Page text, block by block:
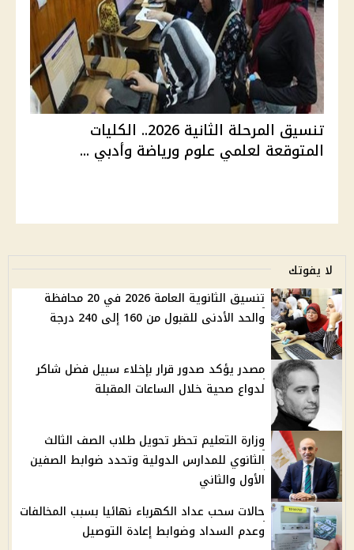
تنسيق المرحلة الثانية 2026.. الكليات
المتوقعة لعلمي علوم ورياضة وأدبي ...
لا يفوتك
تنسيق الثانوية العامة 2026 في 20 محافظة
والحد الأدنى للقبول من 160 إلى 240 درجة
مصدر يؤكد صدور قرار بإخلاء سبيل فضل شاكر
لدواع صحية خلال الساعات المقبلة
وزارة التعليم تحظر تحويل طلاب الصف الثالث
الثانوي للمدارس الدولية وتحدد ضوابط الصفين
الأول والثاني
حالات سحب عداد الكهرباء نهائيا بسبب المخالفات
وعدم السداد وضوابط إعادة التوصيل